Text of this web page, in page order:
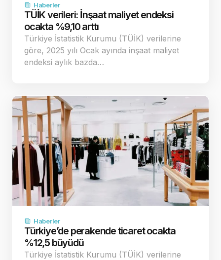
Haberler
TÜİK verileri: İnşaat maliyet endeksi
ocakta %9,10 arttı
Türkiye İstatistik Kurumu (TÜİK) verilerine
göre, 2025 yılı Ocak ayında inşaat maliyet
endeksi aylık bazda…
Haberler
Türkiye’de perakende ticaret ocakta
%12,5 büyüdü
Türkiye İstatistik Kurumu (TÜİK) verilerine